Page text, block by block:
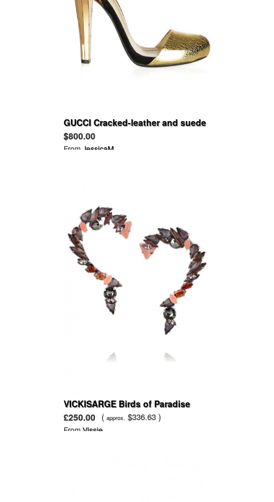
GUCCI Cracked-leather and suede
sandals
$800.00
From JessicaM
VICKISARGE Birds of Paradise
hematite-plated crystal earrings
£250.00 ( approx. $336.63 )
FromVissie